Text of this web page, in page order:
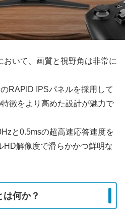
いて、画質と視野角は非常に
RAPID IPSパネルを採用して
徴をより高めた設計が魅力で
と0.5msの超高速応答速度を
HD解像度で滑らかかつ鮮明な
何か？